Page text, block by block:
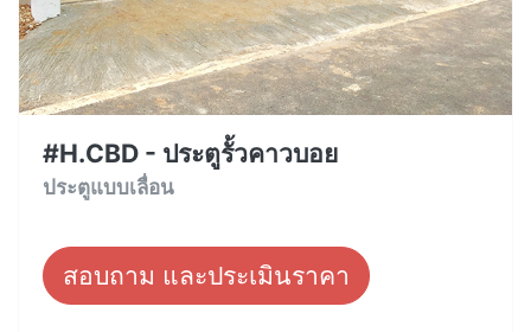
#H.CBD - ประตูรั้วคาวบอย
ประตูแบบเลื่อน
สอบถาม และประเมินราคา